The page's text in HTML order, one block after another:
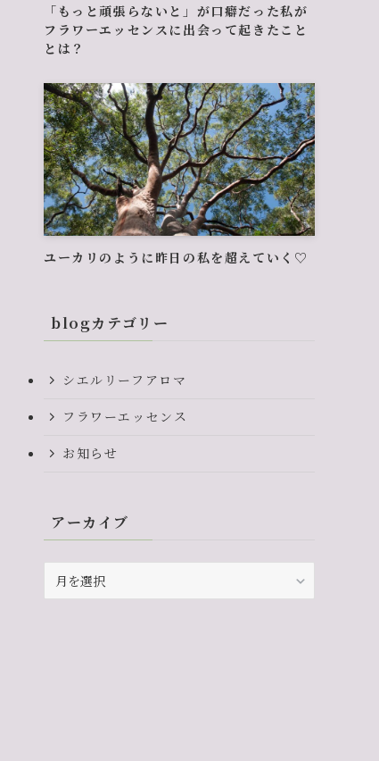
「もっと頑張らないと」が口癖だった私が
フラワーエッセンスに出会って起きたこと
とは？
ユーカリのように昨日の私を超えていく♡
blogカテゴリー
シエルリーフアロマ
フラワーエッセンス
お知らせ
アーカイブ
ー